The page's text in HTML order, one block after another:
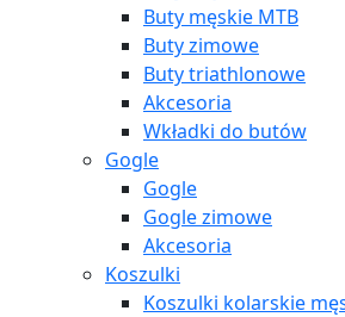
Buty męskie MTB
Buty zimowe
Buty triathlonowe
Akcesoria
Wkładki do butów
Gogle
Gogle
Gogle zimowe
Akcesoria
Koszulki
Koszulki kolarskie